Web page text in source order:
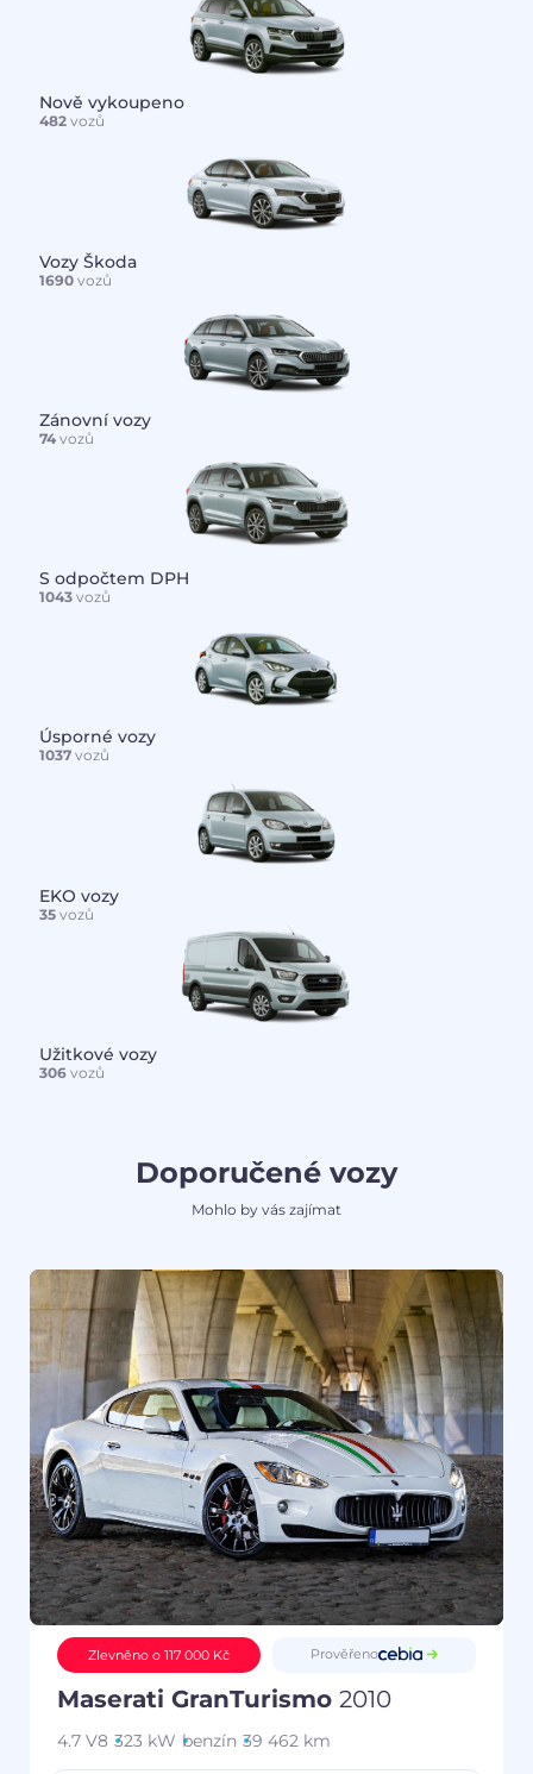
Nově vykoupeno
482vozů
Vozy Škoda
1690vozů
Zánovní vozy
74vozů
S odpočtem DPH
1043vozů
Úsporné vozy
1037vozů
EKO vozy
35vozů
Užitkové vozy
306vozů
Doporučené vozy
Mohlo by vás zajímat
Zlevněno o 117 000 Kč Prověřeno
Maserati GranTurismo 2010
4.7 V8 323 kW benzín 39 462 km